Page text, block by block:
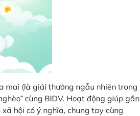
mai (là giải thưởng ngẫu nhiên trong
cùng BIDV. Hoạt động giúp gắn
hội có ý nghĩa, chung tay cùng